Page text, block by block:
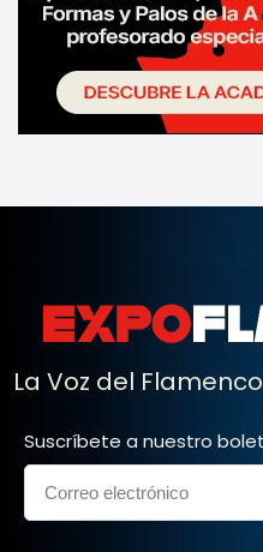
La Voz del
Suscríbete a nuestro